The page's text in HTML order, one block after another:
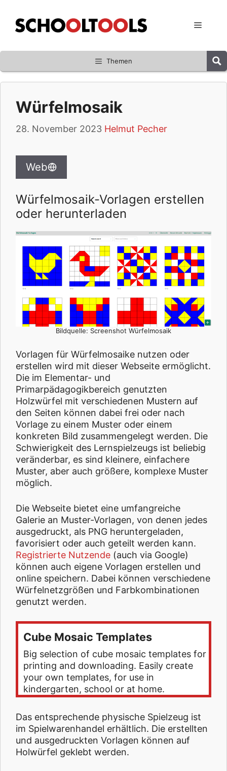
Inhalt
springen
Menü
Themen
Würfelmosaik
28. November 2023 Helmut Pecher
Web
Würfelmosaik-Vorlagen erstellen
oder herunterladen
Bildquelle: Screenshot Würfelmosaik
Vorlagen für Würfelmosaike nutzen oder
erstellen wird mit dieser Webseite ermöglicht.
Die im Elementar- und
Primarpädagogikbereich genutzten
Holzwürfel mit verschiedenen Mustern auf
den Seiten können dabei frei oder nach
Vorlage zu einem Muster oder einem
konkreten Bild zusammengelegt werden. Die
Schwierigkeit des Lernspielzeugs ist beliebig
veränderbar, es sind kleinere, einfachere
Muster, aber auch größere, komplexe Muster
möglich.
Die Webseite bietet eine umfangreiche
Galerie an Muster-Vorlagen, von denen jedes
ausgedruckt, als PNG heruntergeladen,
favorisiert oder auch geteilt werden kann.
Registrierte Nutzende (auch via Google)
können auch eigene Vorlagen erstellen und
online speichern. Dabei können verschiedene
Würfelnetzgrößen und Farbkombinationen
genutzt werden.
Cube Mosaic Templates
Big selection of cube mosaic templates for
printing and downloading. Easily create
your own templates, for use in
kindergarten, school or at home.
Das entsprechende physische Spielzeug ist
im Spielwarenhandel erhältlich. Die erstellten
und ausgedruckten Vorlagen können auf
Holwürfel geklebt werden.